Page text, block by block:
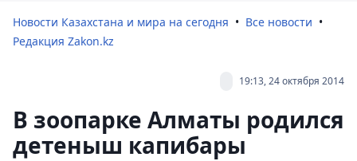
Новости Казахстана и мира на сегодня
Все новости
Редакция Zakon.kz
19:13, 24 октября 2014
В зоопарке Алматы родился
детеныш капибары